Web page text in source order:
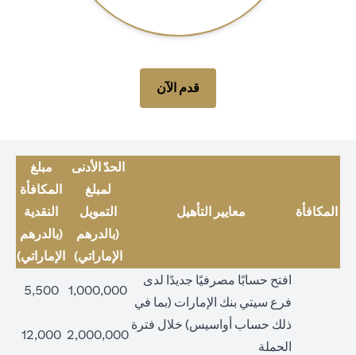
قدم الآن
المكافأة معايير التأهيل
الحدّ الأدنى
لمبلغ
التمويل
(بالدرهم
الإماراتي)
مبلغ
المكافأة
النقدية
(بالدرهم
الإماراتي)
افتح حسابًا مصرفيًا جديدًا لدى
فرع سيتي بنك الإمارات (بما في
ذلك حساب أواسيس) خلال فترة
الحملة
1,000,000
5,500
2,000,000
12,000